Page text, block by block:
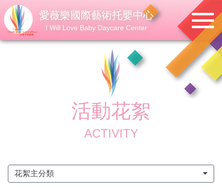
愛薇樂國際藝術托嬰中心
I Will Love Baby Daycare Center
活動花絮
ACTIVITY
花絮主分類